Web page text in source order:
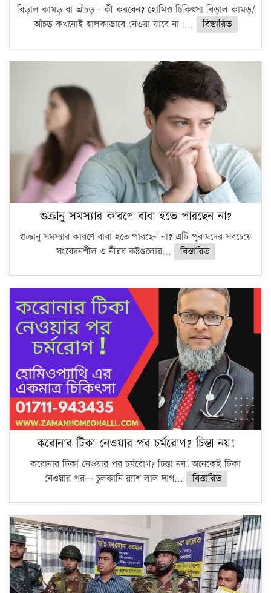
বিড়াল কামড় বা আঁচড় – কী করবেন? হোমিও চিকিৎসা বিড়াল কামড়/
আঁচড় কখনোই হালকাভাবে নেওয়া যাবে না।...
বিস্তারিত
শুক্রানু সমস্যার কারণে বাবা হতে পারছেন না?
শুক্রানু সমস্যার কারণে বাবা হতে পারছেন না? এটি পুরুষদের সবচেয়ে
সংবেদনশীল ও নীরব কষ্টগুলোর...
বিস্তারিত
করোনার টিকা নেওয়ার পর চর্মরোগ? চিন্তা নয়!
করোনার টিকা নেওয়ার পর চর্মরোগ? চিন্তা নয়! অনেকেই টিকা
নেওয়ার পর— চুলকানি র‍্যাশ লাল দাগ...
বিস্তারিত